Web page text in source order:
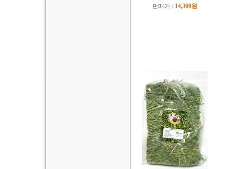
판매가 : 14,300원